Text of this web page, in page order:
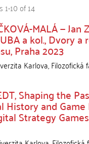
10 of 14
MALÁ — Jan
a kol., Dvory a
Praha 2023
Karlova, Filozofická
Shaping the
History and
Strategy